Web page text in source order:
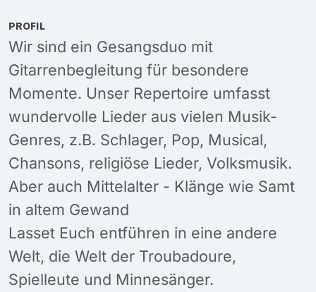
PROFIL
Wir sind ein Gesangsduo mit
Gitarrenbegleitung für besondere
Momente. Unser Repertoire umfasst
wundervolle Lieder aus vielen Musik-
Genres, z.B. Schlager, Pop, Musical,
Chansons, religiöse Lieder, Volksmusik.
Aber auch Mittelalter - Klänge wie Samt
in altem Gewand
Lasset Euch entführen in eine andere
Welt, die Welt der Troubadoure,
Spielleute und Minnesänger.